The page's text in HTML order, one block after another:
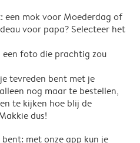
een mok voor Moederdag of
voor papa? Selecteer het
een foto die prachtig zou
tevreden bent met je
nog maar te bestellen,
te kijken hoe blij de
dus!
met onze app kun je